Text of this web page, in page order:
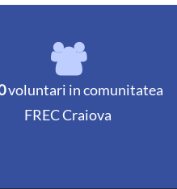
voluntari in comunitatea
FREC Craiova